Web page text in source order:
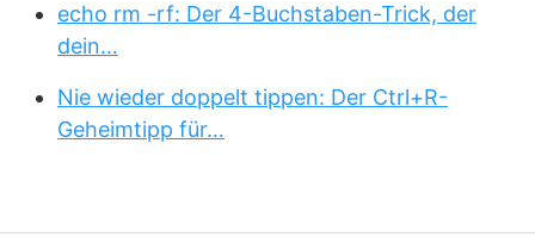
echo rm -rf: Der 4-Buchstaben-Trick, der
dein…
Nie wieder doppelt tippen: Der Ctrl+R-
Geheimtipp für…